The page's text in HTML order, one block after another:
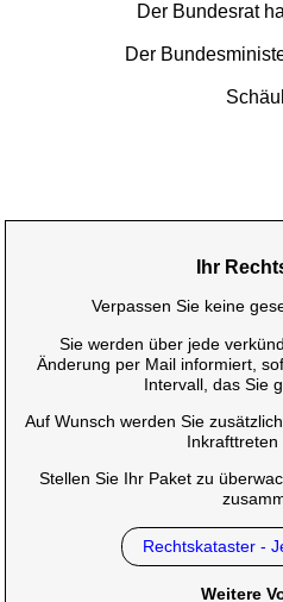
Der Bundesrat
Der
Ihr
Verpassen Sie keine
Sie werden über jede
Änderung per Mail informiert,
Intervall, das Sie
Auf Wunsch werden Sie
Inkrafttreten
Stellen Sie Ihr Paket zu
Rechtskataster -
Weitere